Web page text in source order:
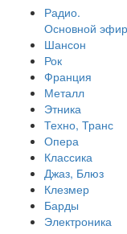
Радио.
Основной
Шансон
Рок
Франция
Металл
Этника
Техно, Транс
Опера
Классика
Джаз, Блюз
Клезмер
Барды
Электроника